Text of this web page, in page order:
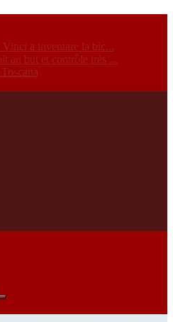
a inventare la bic...
au but et contrôle très ...